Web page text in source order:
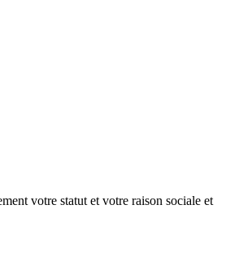
votre statut et votre raison sociale et